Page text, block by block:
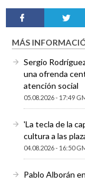
MÁS
Sergio
una ofrenda
atención social
05.08.2026 - 17:49
'La tecla de la
cultura a las
04.08.2026 - 16:50
Pablo Alborán